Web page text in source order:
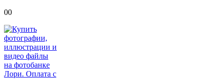
Голосуйте
палец
вниз.
0Голосуйте
палец
вверх.
0